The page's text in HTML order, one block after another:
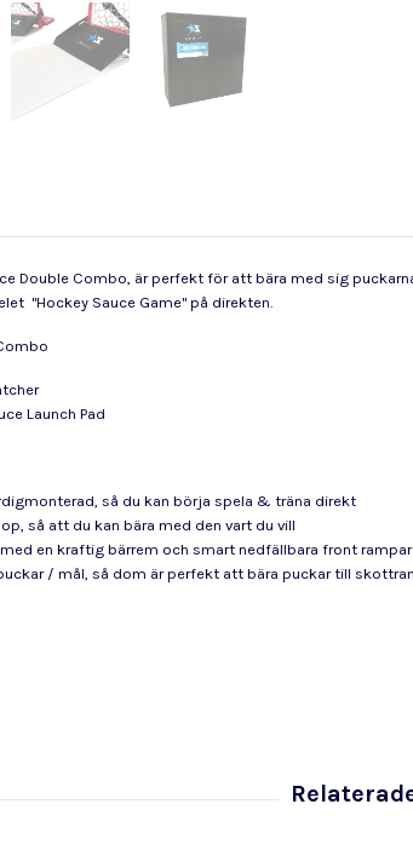
Double Combo, är perfekt för att bära med sig
"Hockey Sauce Game" på direkten.
Launch Pad
så du kan börja spela & träna direkt
så att du kan bära med den vart du vill
en kraftig bärrem och smart nedfällbara front rampar
/ mål, så dom är perfekt att bära puckar till